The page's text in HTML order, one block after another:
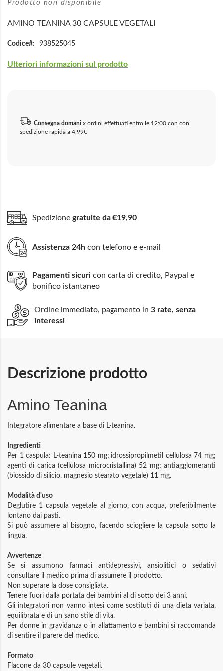
Prodotto non disponibile
AMINO TEANINA 30 CAPSULE VEGETALI
Codice 938525045
Ulteriori informazioni sul prodotto
Consegna domani x ordini effettuati entro le 12:00 con con
spedizione rapida a 4,99€
Spedizione gratuite da €19,90
Assistenza 24h con telefono e e-mail
Pagamenti sicuri con carta di credito, Paypal e
bonifico istantaneo
Ordine immediato, pagamento in 3 rate, senza
interessi
Descrizione prodotto
Amino Teanina
Integratore alimentare a base di L-teanina.
Ingredienti
Per 1 caspula: L-teanina 150 mg; idrossipropilmetil cellulosa 74 mg;
agenti di carica (cellulosa microcristallina) 52 mg; antiagglomeranti
(biossido di silicio, magnesio stearato vegetale) 11 mg.
Modalità d'uso
Deglutire 1 capsula vegetale al giorno, con acqua, preferibilmente
lontano dai pasti.
Si può assumere al bisogno, facendo sciogliere la capsula sotto la
lingua.
Avvertenze
Se si assumono farmaci antidepressivi, ansiolitici o sedativi
consultare il medico prima di assumere il prodotto.
Non superare la dose consigliata.
Tenere fuori dalla portata dei bambini al di sotto dei 3 anni.
Gli integratori non vanno intesi come sostituti di una dieta variata,
equilibrata e di un sano stile di vita.
Per donne in gravidanza o in allattamento e bambini si raccomanda
di sentire il parere del medico.
Formato
Flacone da 30 capsule vegetali.